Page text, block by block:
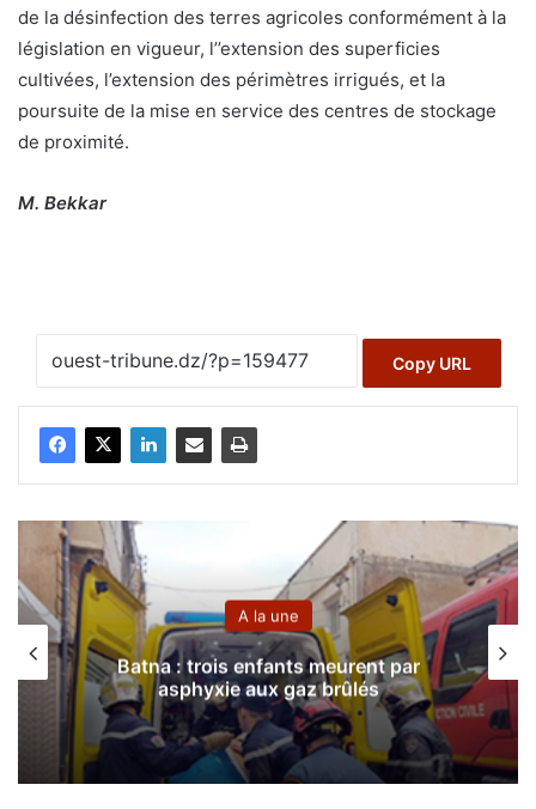
de la désinfection des terres agricoles conformément à la
législation en vigueur, l’’extension des superficies
cultivées, l’extension des périmètres irrigués, et la
poursuite de la mise en service des centres de stockage
de proximité.
M. Bekkar
Copy URL
A la une
Batna : trois enfants meurent par
asphyxie aux gaz brûlés